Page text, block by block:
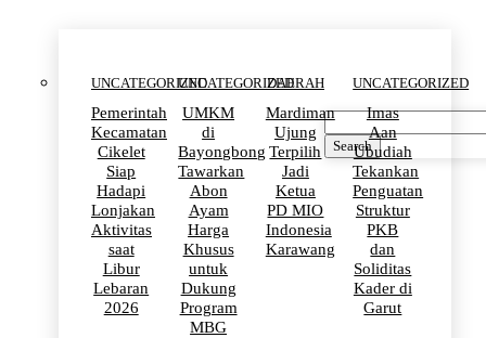
UNCATEGORIZED
Pemerintah
Kecamatan
Cikelet
Siap
Hadapi
Lonjakan
Aktivitas
saat
Libur
Lebaran
2026
UNCATEGORIZED
UMKM
di
Bayongbong
Tawarkan
Abon
Ayam
Harga
Khusus
untuk
Dukung
Program
MBG
DAERAH
Mardiman
Ujung
Terpilih
Jadi
Ketua
PD MIO
Indonesia
Karawang
UNCATEGORIZED
Imas
Aan
Ubudiah
Tekankan
Penguatan
Struktur
PKB
dan
Soliditas
Kader di
Garut
Search